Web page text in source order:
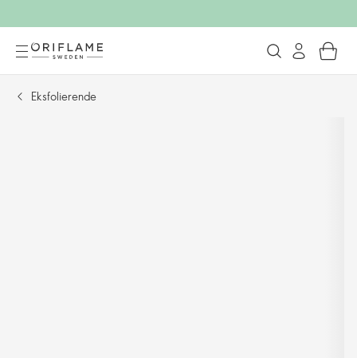
Eksfolierende